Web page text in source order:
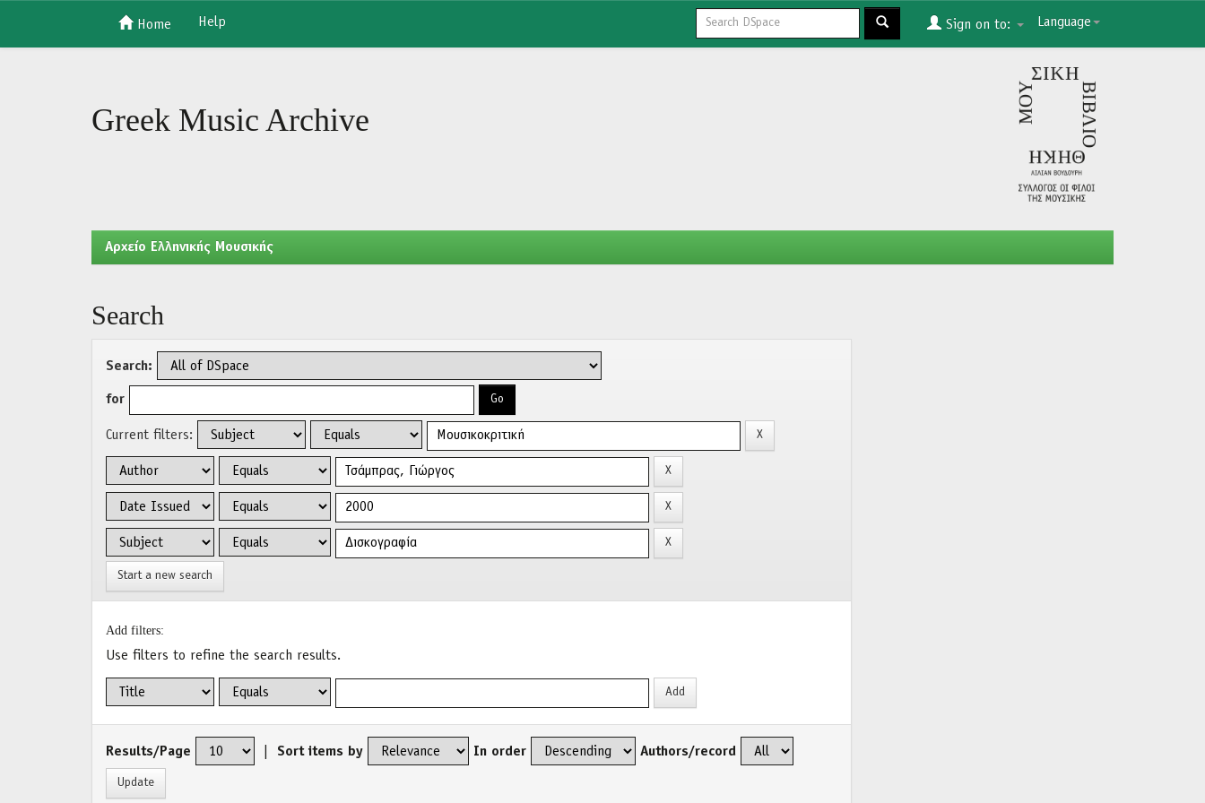
Home Help Language
Sign on to:
Greek Music Archive
Aρχείο Ελληνικής Μουσικής
Search
Search:
for
Current filters:
Start a new search
Add filters:
Use filters to refine the search results.
Results/Page Sort items by In order Authors/record